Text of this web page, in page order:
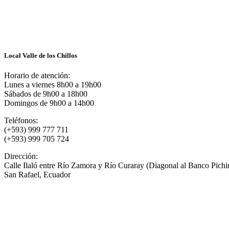
Local Valle de los Chillos
Horario de atención:
Lunes a viernes 8h00 a 19h00
Sábados de 9h00 a 18h00
Domingos de 9h00 a 14h00
Teléfonos:
(+593) 999 777 711
(+593) 999 705 724
Dirección:
Calle Ilaló entre Río Zamora y Río Curaray (Diagonal al Banco
San Rafael, Ecuador